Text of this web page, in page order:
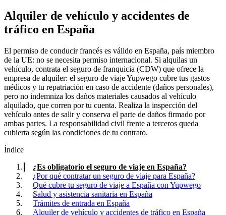
Alquiler de vehículo y accidentes de
tráfico en España
El permiso de conducir francés es válido en España, país miembro
de la UE: no se necesita permiso internacional. Si alquilas un
vehículo, contrata el seguro de franquicia (CDW) que ofrece la
empresa de alquiler: el seguro de viaje Yupwego cubre tus gastos
médicos y tu repatriación en caso de accidente (daños personales),
pero no indemniza los daños materiales causados al vehículo
alquilado, que corren por tu cuenta. Realiza la inspección del
vehículo antes de salir y conserva el parte de daños firmado por
ambas partes. La responsabilidad civil frente a terceros queda
cubierta según las condiciones de tu contrato.
Índice
¿Es obligatorio el seguro de viaje en España?
¿Por qué contratar un seguro de viaje para España?
Qué cubre tu seguro de viaje a España con Yupwego
Salud y asistencia sanitaria en España
Trámites de entrada en España
Alquiler de vehículo y accidentes de tráfico en España